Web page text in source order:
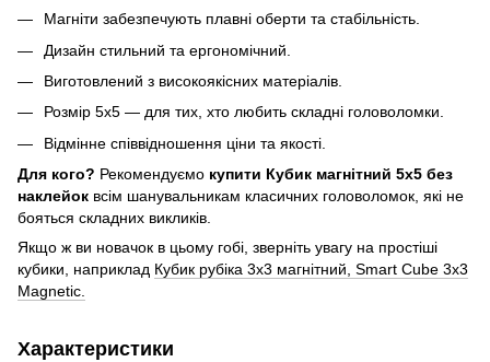
Магніти забезпечують плавні оберти та стабільність.
Дизайн стильний та ергономічний.
Виготовлений з високоякісних матеріалів.
Розмір 5х5 — для тих, хто любить складні головоломки.
Відмінне співвідношення ціни та якості.
Для кого? Рекомендуємо купити Кубик магнітний 5x5 без
наклейок всім шанувальникам класичних головоломок, які не
бояться складних викликів.
Якщо ж ви новачок в цьому гобі, зверніть увагу на простіші
кубики, наприклад Кубик рубіка 3x3 магнітний, Smart Cube 3х3
Magnetic.
Характеристики